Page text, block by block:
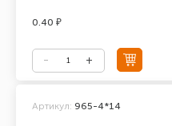
0.40 ₽
Артикул: 965-4*14